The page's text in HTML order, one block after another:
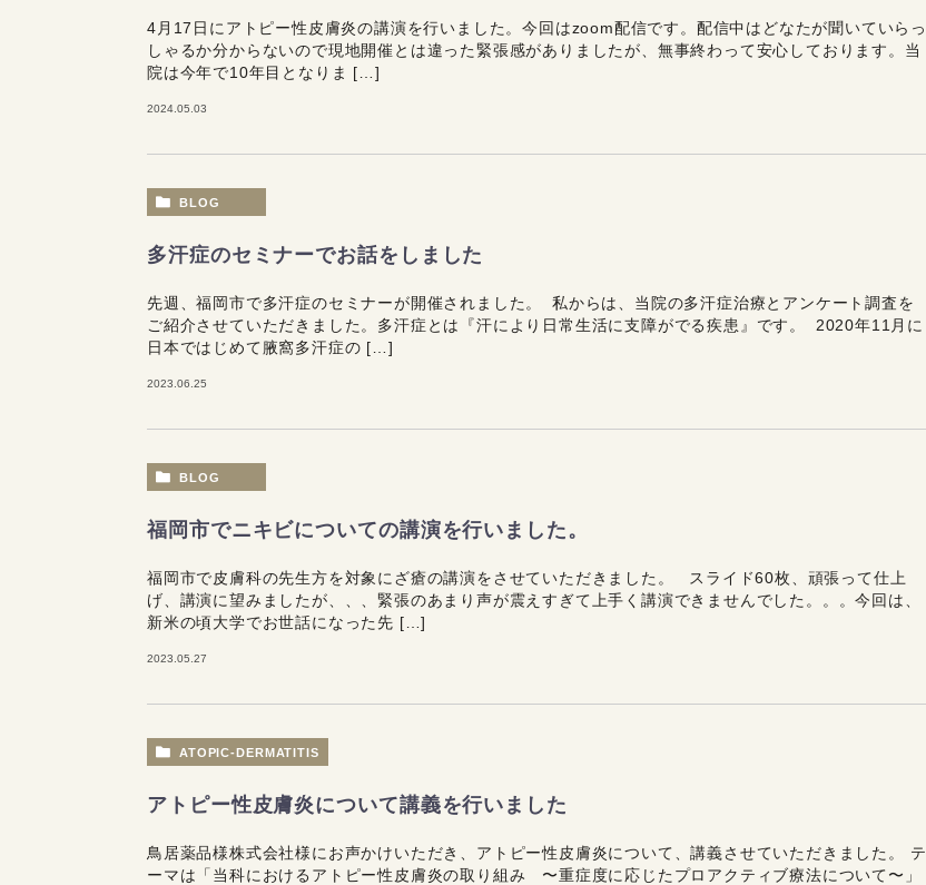
4月17日にアトピー性皮膚炎の講演を行いました。今回はzoom配信です。配信中はどなたが聞いていらっ
しゃるか分からないので現地開催とは違った緊張感がありましたが、無事終わって安心しております。当
院は今年で10年目となりま […]
2024.05.03
BLOG
多汗症のセミナーでお話をしました
先週、福岡市で多汗症のセミナーが開催されました。 私からは、当院の多汗症治療とアンケート調査を
ご紹介させていただきました。多汗症とは『汗により日常生活に支障がでる疾患』です。 2020年11月に
日本ではじめて腋窩多汗症の […]
2023.06.25
BLOG
福岡市でニキビについての講演を行いました。
福岡市で皮膚科の先生方を対象にざ瘡の講演をさせていただきました。 スライド60枚、頑張って仕上
げ、講演に望みましたが、、、緊張のあまり声が震えすぎて上手く講演できませんでした。。。今回は、
新米の頃大学でお世話になった先 […]
2023.05.27
ATOPIC-DERMATITIS
アトピー性皮膚炎について講義を行いました
鳥居薬品様株式会社様にお声かけいただき、アトピー性皮膚炎について、講義させていただきました。 テ
ーマは「当科におけるアトピー性皮膚炎の取り組み 〜重症度に応じたプロアクティブ療法について〜」